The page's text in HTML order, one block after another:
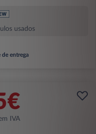
usados
entrega
IVA